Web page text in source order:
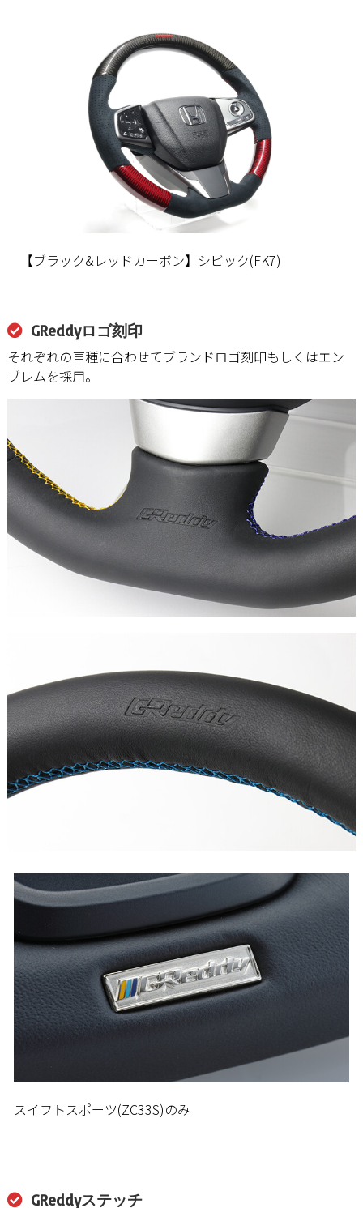
【ブラック&レッドカーボン】シビック(FK7)
GReddyロゴ刻印
それぞれの車種に合わせてブランドロゴ刻印もしくはエン
ブレムを採用。
スイフトスポーツ(ZC33S)のみ
GReddyステッチ